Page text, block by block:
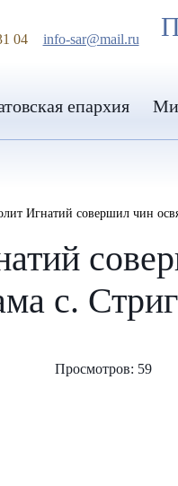
РАЗМЕР
04 info-sar@mail.ru
епархия
Игнатий совершил чин
с.
Просмотров: 59